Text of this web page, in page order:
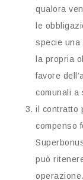
qualora
le
specie una
la propria
favore
comunali a
il contratto
compenso
può
operazione.